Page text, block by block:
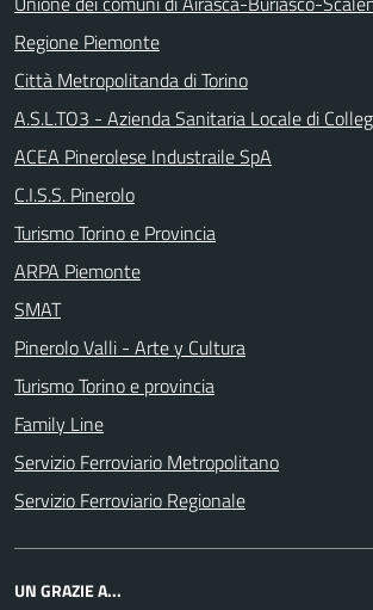
Regione Piemonte
Città Metropolitanda di Torino
A.S.L.TO3 - Azienda Sanitaria Locale di
ACEA Pinerolese Industraile SpA
C.I.S.S. Pinerolo
Turismo Torino e Provincia
ARPA Piemonte
SMAT
Pinerolo Valli - Arte y Cultura
Turismo Torino e provincia
Family Line
Servizio Ferroviario Metropolitano
Servizio Ferroviario Regionale
UN GRAZIE A...